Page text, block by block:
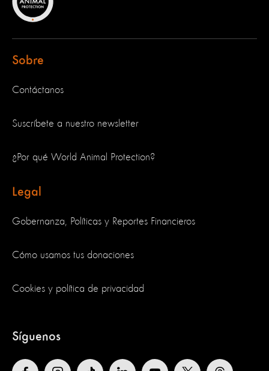
Sobre
Contáctanos
Suscríbete a nuestro newsletter
¿Por qué World Animal Protection?
Legal
Gobernanza, Políticas y Reportes Financieros
Cómo usamos tus donaciones
Cookies y política de privacidad
Síguenos